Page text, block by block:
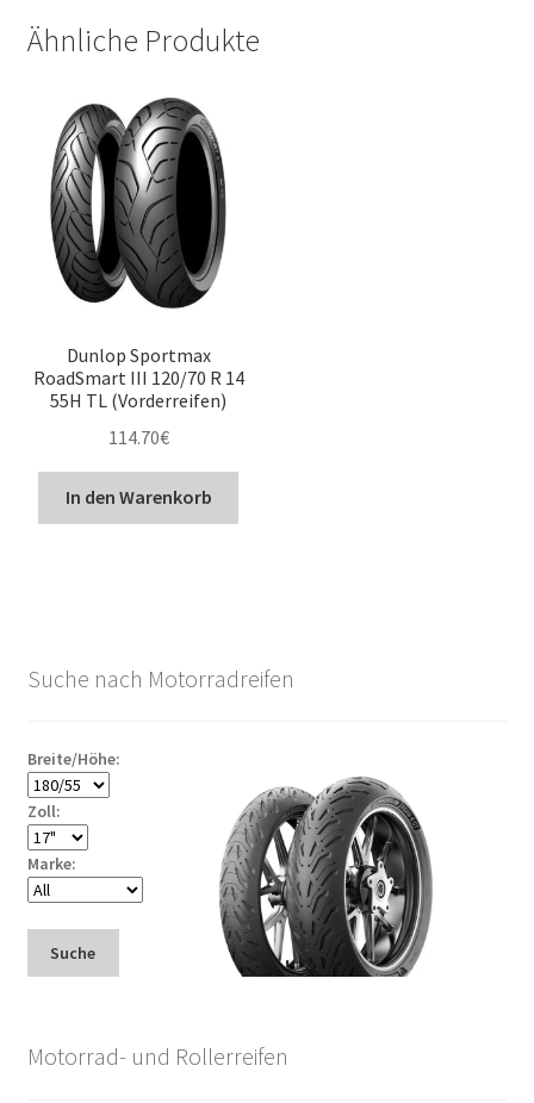
Ähnliche Produkte
Dunlop Sportmax
RoadSmart III 120/70 R 14
55H TL (Vorderreifen)
114.70€
In den Warenkorb
Suche nach Motorradreifen
Breite/Höhe:
Zoll:
Marke:
Suche
Motorrad- und Rollerreifen